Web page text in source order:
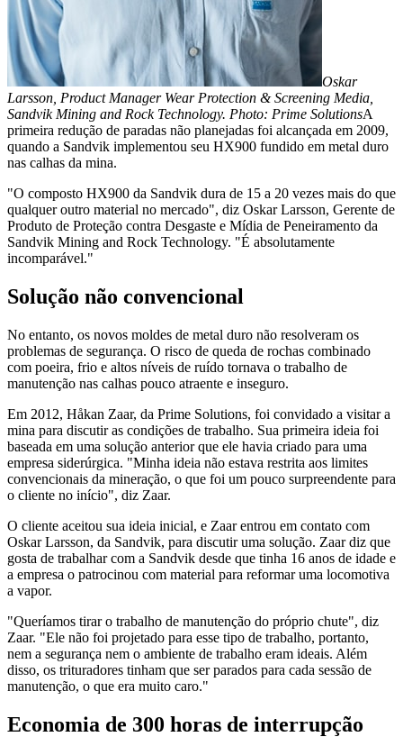
Oskar
Larsson, Product Manager Wear Protection & Screening Media,
Sandvik Mining and Rock Technology. Photo: Prime SolutionsA
primeira redução de paradas não planejadas foi alcançada em 2009,
quando a Sandvik implementou seu HX900 fundido em metal duro
nas calhas da mina.
"O composto HX900 da Sandvik dura de 15 a 20 vezes mais do que
qualquer outro material no mercado", diz Oskar Larsson, Gerente de
Produto de Proteção contra Desgaste e Mídia de Peneiramento da
Sandvik Mining and Rock Technology. "É absolutamente
incomparável."
Solução não convencional
No entanto, os novos moldes de metal duro não resolveram os
problemas de segurança. O risco de queda de rochas combinado
com poeira, frio e altos níveis de ruído tornava o trabalho de
manutenção nas calhas pouco atraente e inseguro.
Em 2012, Håkan Zaar, da Prime Solutions, foi convidado a visitar a
mina para discutir as condições de trabalho. Sua primeira ideia foi
baseada em uma solução anterior que ele havia criado para uma
empresa siderúrgica. "Minha ideia não estava restrita aos limites
convencionais da mineração, o que foi um pouco surpreendente para
o cliente no início", diz Zaar.
O cliente aceitou sua ideia inicial, e Zaar entrou em contato com
Oskar Larsson, da Sandvik, para discutir uma solução. Zaar diz que
gosta de trabalhar com a Sandvik desde que tinha 16 anos de idade e
a empresa o patrocinou com material para reformar uma locomotiva
a vapor.
"Queríamos tirar o trabalho de manutenção do próprio chute", diz
Zaar. "Ele não foi projetado para esse tipo de trabalho, portanto,
nem a segurança nem o ambiente de trabalho eram ideais. Além
disso, os trituradores tinham que ser parados para cada sessão de
manutenção, o que era muito caro."
Economia de 300 horas de interrupção